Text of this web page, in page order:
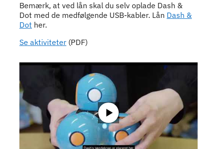
Bemærk, at ved lån skal du selv oplade Dash &
Dot med de medfølgende USB-kabler. Lån Dash &
Dot her.
Se aktiviteter (PDF)